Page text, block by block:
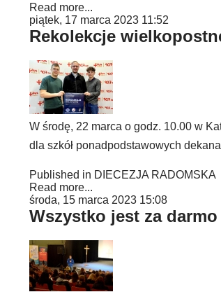
Read more...
piątek, 17 marca 2023 11:52
Rekolekcje
W środę, 22 marca o godz. 10.00 w
dla szkół ponadpodstawowych
Published in DIECEZJA RADOMSKA
Read more...
środa, 15 marca 2023 15:08
Wszystko jest za darmo